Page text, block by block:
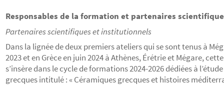
Responsables de la formation et partenaires
Partenaires scientifiques et institutionnels
Dans la lignée de deux premiers ateliers qui se sont tenus à
2023 et en Grèce en juin 2024 à Athènes, Érétrie et Mégare,
s’insère dans le cycle de formations 2024-2026 dédiées à
grecques intitulé : « Céramiques grecques et histoires